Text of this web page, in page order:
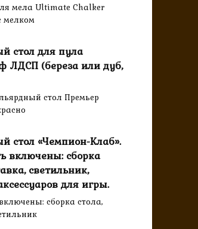
мела Ultimate Chalker
мелком
стол для пула
ЛДСП (береза или дуб,
стол Премьер
стол «Чемпион-Клаб».
включены: сборка
светильник,
для игры.
сборка стола,